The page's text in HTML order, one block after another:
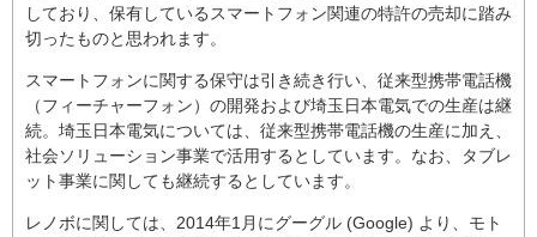
しており、保有しているスマートフォン関連の特許の売却に踏み
切ったものと思われます。
スマートフォンに関する保守は引き続き行い、従来型携帯電話機
（フィーチャーフォン）の開発および埼玉日本電気での生産は継
続。埼玉日本電気については、従来型携帯電話機の生産に加え、
社会ソリューション事業で活用するとしています。なお、タブレ
ット事業に関しても継続するとしています。
レノボに関しては、2014年1月にグーグル (Google) より、モト